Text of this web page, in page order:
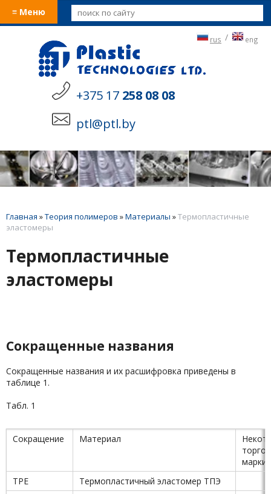
≡ Меню
rus / eng
+375 17 258 08 08
ptl@ptl.by
Главная »Теория полимеров »Материалы »Термопластичные
эластомеры
Термопластичные
эластомеры
Сокращенные названия
Сокращенные названия и их расшифровка приведены в
таблице 1.
Табл. 1
Сокращение Материал
марки
TPE
Термопластичный эластомер ТПЭ